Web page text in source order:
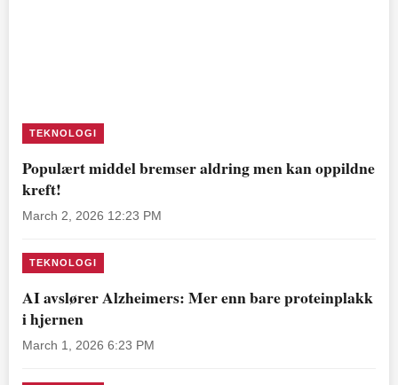
TEKNOLOGI
Populært middel bremser aldring men kan oppildne
kreft!
March 2, 2026 12:23 PM
TEKNOLOGI
AI avslører Alzheimers: Mer enn bare proteinplakk
i hjernen
March 1, 2026 6:23 PM